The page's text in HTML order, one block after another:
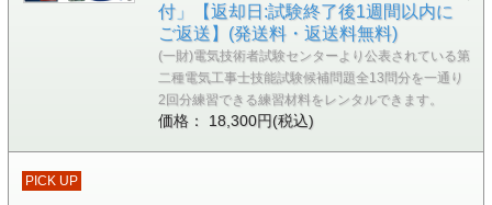
付」【返却日:試験終了後1週間以内に
ご返送】(発送料・返送料無料)
(一財)電気技術者試験センターより公表されている第
二種電気工事士技能試験候補問題全13問分を一通り
2回分練習できる練習材料をレンタルできます。
価格： 18,300円(税込)
PICK UP